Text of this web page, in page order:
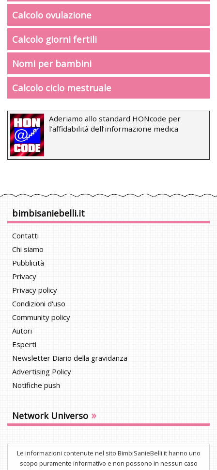
Calcolo ovulazione
Calcolo giorni fertili
Nomi per bambini
Calcolo ciclo mestruale
Aderiamo allo standard HONcode per
l’affidabilità dell’informazione medica
bimbisaniebelli.it
Contatti
Chi siamo
Pubblicità
Privacy
Privacy policy
Condizioni d'uso
Community policy
Autori
Esperti
Newsletter Diario della gravidanza
Advertising Policy
Notifiche push
Network Universo »
Le informazioni contenute nel sito BimbiSanieBelli.it hanno uno
scopo puramente informativo e non possono in nessun caso